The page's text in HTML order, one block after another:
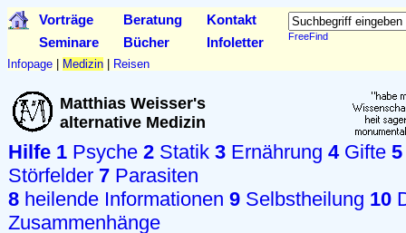
Vorträge Beratung Kontakt
FreeFind
Seminare Bücher Infoletter
Infopage Medizin Reisen
Matthias Weisser's
alternative Medizin
Hilfe 1 Psyche 2 Statik 3 Ernährung 4Gifte 5
Störfelder 7 Parasiten
8 heilende Informationen 9 Selbstheilung 10
Zusammenhänge